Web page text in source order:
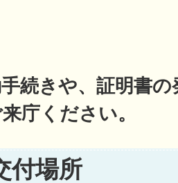
続きや、証明書
庁ください。
付場所